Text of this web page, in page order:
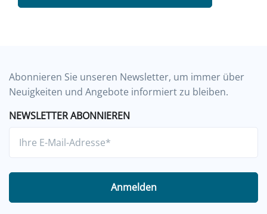
Abonnieren Sie unseren Newsletter, um immer über
Neuigkeiten und Angebote informiert zu bleiben.
NEWSLETTER ABONNIEREN
Anmelden